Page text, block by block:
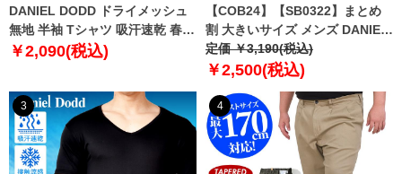
DANIEL DODD ドライメッシュ
無地 半袖 Tシャツ 吸汗速乾 春夏
新作 tjt-2602dry5 【fre】
￥2,090(税込)
【COB24】【SB0322】まとめ
割 大きいサイズ メンズ DANIEL
DODD 吸汗速乾 半袖 無地 スポ
ーツ ポロシャツ azpr-009008h
定価 ￥3,190(税込)
￥2,500(税込)
3 4